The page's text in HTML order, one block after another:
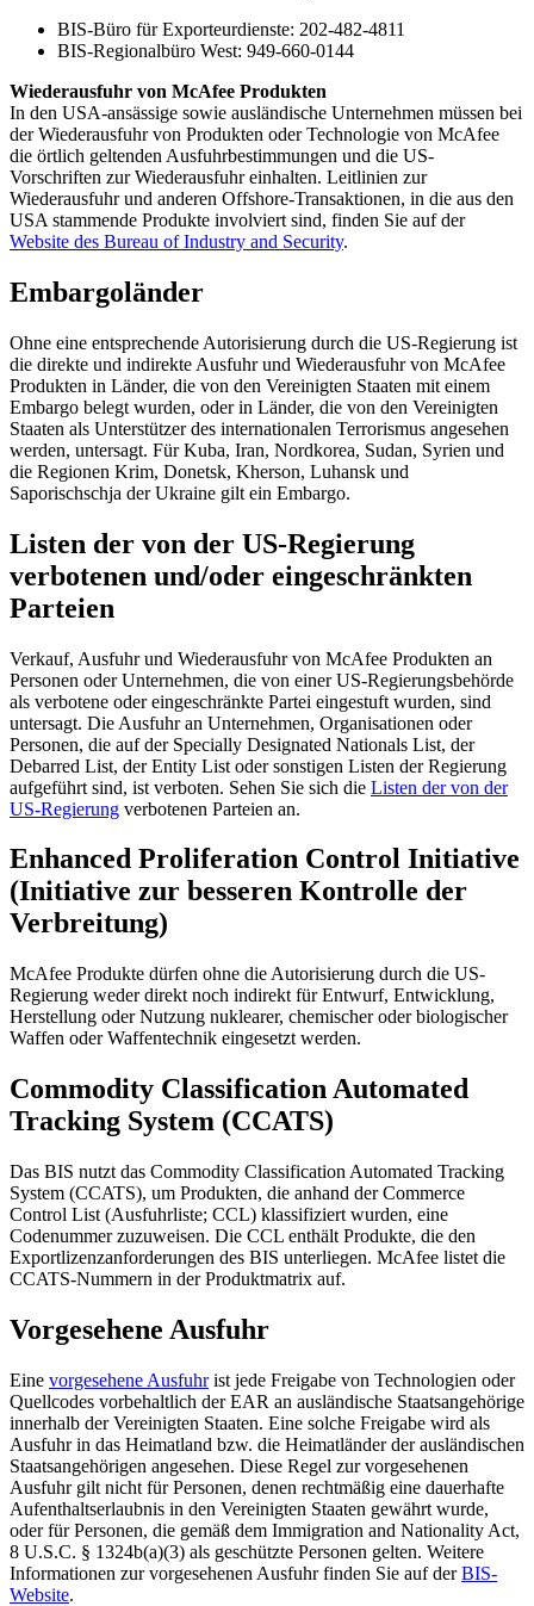
BIS-Büro für Exporteurdienste: 202-482-4811
BIS-Regionalbüro West: 949-660-0144
Wiederausfuhr von McAfee Produkten
In den USA-ansässige sowie ausländische Unternehmen müssen bei
der Wiederausfuhr von Produkten oder Technologie von McAfee
die örtlich geltenden Ausfuhrbestimmungen und die US-
Vorschriften zur Wiederausfuhr einhalten. Leitlinien zur
Wiederausfuhr und anderen Offshore-Transaktionen, in die aus den
USA stammende Produkte involviert sind, finden Sie auf der
Website des Bureau of Industry and Security.
Embargoländer
Ohne eine entsprechende Autorisierung durch die US-Regierung ist
die direkte und indirekte Ausfuhr und Wiederausfuhr von McAfee
Produkten in Länder, die von den Vereinigten Staaten mit einem
Embargo belegt wurden, oder in Länder, die von den Vereinigten
Staaten als Unterstützer des internationalen Terrorismus angesehen
werden, untersagt. Für Kuba, Iran, Nordkorea, Sudan, Syrien und
die Regionen Krim, Donetsk, Kherson, Luhansk und
Saporischschja der Ukraine gilt ein Embargo.
Listen der von der US-Regierung
verbotenen und/oder eingeschränkten
Parteien
Verkauf, Ausfuhr und Wiederausfuhr von McAfee Produkten an
Personen oder Unternehmen, die von einer US-Regierungsbehörde
als verbotene oder eingeschränkte Partei eingestuft wurden, sind
untersagt. Die Ausfuhr an Unternehmen, Organisationen oder
Personen, die auf der Specially Designated Nationals List, der
Debarred List, der Entity List oder sonstigen Listen der Regierung
aufgeführt sind, ist verboten. Sehen Sie sich die Listen der von der
US-Regierung verbotenen Parteien an.
Enhanced Proliferation Control Initiative
(Initiative zur besseren Kontrolle der
Verbreitung)
McAfee Produkte dürfen ohne die Autorisierung durch die US-
Regierung weder direkt noch indirekt für Entwurf, Entwicklung,
Herstellung oder Nutzung nuklearer, chemischer oder biologischer
Waffen oder Waffentechnik eingesetzt werden.
Commodity Classification Automated
Tracking System (CCATS)
Das BIS nutzt das Commodity Classification Automated Tracking
System (CCATS), um Produkten, die anhand der Commerce
Control List (Ausfuhrliste; CCL) klassifiziert wurden, eine
Codenummer zuzuweisen. Die CCL enthält Produkte, die den
Exportlizenzanforderungen des BIS unterliegen. McAfee listet die
CCATS-Nummern in der Produktmatrix auf.
Vorgesehene Ausfuhr
Eine vorgesehene Ausfuhrist jede Freigabe von Technologien oder
Quellcodes vorbehaltlich der EAR an ausländische Staatsangehörige
innerhalb der Vereinigten Staaten. Eine solche Freigabe wird als
Ausfuhr in das Heimatland bzw. die Heimatländer der ausländischen
Staatsangehörigen angesehen. Diese Regel zur vorgesehenen
Ausfuhr gilt nicht für Personen, denen rechtmäßig eine dauerhafte
Aufenthaltserlaubnis in den Vereinigten Staaten gewährt wurde,
oder für Personen, die gemäß dem Immigration and Nationality Act,
8 U.S.C. § 1324b(a)(3) als geschützte Personen gelten. Weitere
Informationen zur vorgesehenen Ausfuhr finden Sie auf derBIS-
Website.